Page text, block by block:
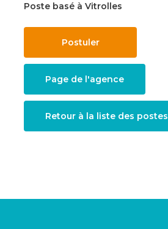
Poste basé à Vitrolles
Page de l'agence
Retour à la liste des postes